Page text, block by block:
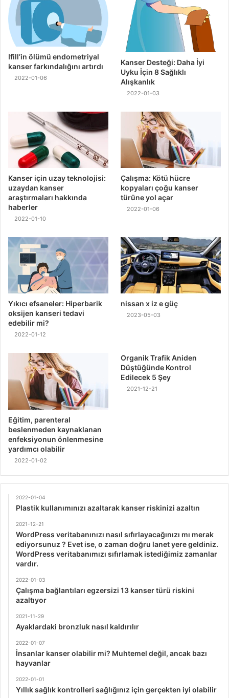
Ifill’in ölümü endometriyal
kanser farkındalığını artırdı
2022-01-06
Kanser Desteği: Daha İyi
Uyku İçin 8 Sağlıklı
Alışkanlık
2022-01-03
Kanser için uzay teknolojisi:
uzaydan kanser
araştırmaları hakkında
haberler
2022-01-10
Çalışma: Kötü hücre
kopyaları çoğu kanser
türüne yol açar
2022-01-06
Yıkıcı efsaneler: Hiperbarik
oksijen kanseri tedavi
edebilir mi?
2022-01-12
nissan x iz e güç
2023-05-03
Eğitim, parenteral
beslenmeden kaynaklanan
enfeksiyonun önlenmesine
yardımcı olabilir
2022-01-02
Organik Trafik Aniden
Düştüğünde Kontrol
Edilecek 5 Şey
2021-12-21
2022-01-04
Plastik kullanımınızı azaltarak kanser riskinizi azaltın
2021-12-21
WordPress veritabanınızı nasıl sıfırlayacağınızı mı merak
ediyorsunuz ? Evet ise, o zaman doğru lanet yere geldiniz.
WordPress veritabanımızı sıfırlamak istediğimiz zamanlar
vardır.
2022-01-03
Çalışma bağlantıları egzersizi 13 kanser türü riskini
azaltıyor
2021-11-29
Ayaklardaki bronzluk nasıl kaldırılır
2022-01-07
İnsanlar kanser olabilir mi? Muhtemel değil, ancak bazı
hayvanlar
2022-01-01
Yıllık sağlık kontrolleri sağlığınız için gerçekten iyi olabilir